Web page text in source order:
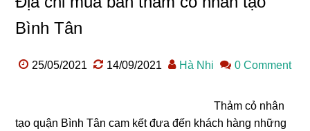
Bình Tân
25/05/2021 14/09/2021 Hà Nhi 0 Comment
Thảm cỏ nhân
tạo quận Bình Tân cam kết đưa đến khách hàng những